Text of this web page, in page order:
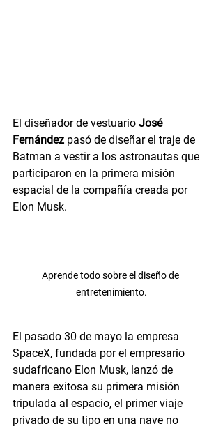
El diseñador de vestuario José
Fernández pasó de diseñar el traje de
Batman a vestir a los astronautas que
participaron en la primera misión
espacial de la compañía creada por
Elon Musk.
Aprende todo sobre el diseño de
entretenimiento.
El pasado 30 de mayo la empresa
SpaceX, fundada por el empresario
sudafricano Elon Musk, lanzó de
manera exitosa su primera misión
tripulada al espacio, el primer viaje
privado de su tipo en una nave no